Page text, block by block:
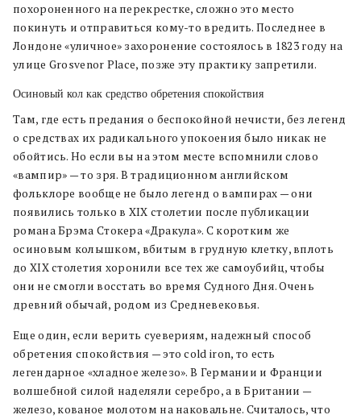
похороненного на перекрестке, сложно это место
покинуть и отправиться кому-то вредить. Последнее в
Лондоне «уличное» захоронение состоялось в 1823 году на
улице Grosvenor Place, позже эту практику запретили.
Осиновый кол как средство обретения спокойствия
Там, где есть предания о беспокойной нечисти, без легенд
о средствах их радикального упокоения было никак не
обойтись. Но если вы на этом месте вспомнили слово
«вампир» — то зря. В традиционном английском
фольклоре вообще не было легенд о вампирах — они
появились только в XIX столетии после публикации
романа Брэма Стокера «Дракула». С коротким же
осиновым колышком, вбитым в грудную клетку, вплоть
до XIX столетия хоронили все тех же самоубийц, чтобы
они не смогли восстать во время Судного Дня. Очень
древний обычай, родом из Средневековья.
Еще один, если верить суевериям, надежный способ
обретения спокойствия — это cold iron, то есть
легендарное «хладное железо». В Германии и Франции
волшебной силой наделяли серебро, а в Британии —
железо, кованое молотом на наковальне. Считалось, что